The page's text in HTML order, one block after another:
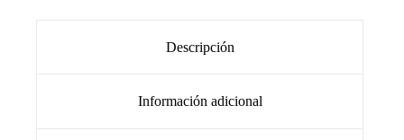
Descripción
Información adicional